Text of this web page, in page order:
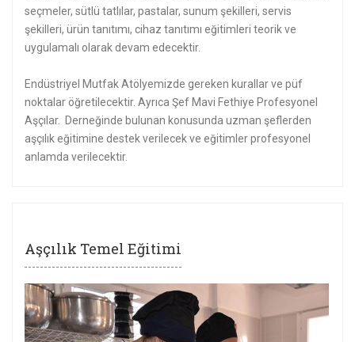
seçmeler, sütlü tatlılar, pastalar, sunum şekilleri, servis
şekilleri, ürün tanıtımı, cihaz tanıtımı eğitimleri teorik ve
uygulamalı olarak devam edecektir.
Endüstriyel Mutfak Atölyemizde gereken kurallar ve püf
noktalar öğretilecektir. Ayrıca Şef Mavi Fethiye Profesyonel
Aşçılar. Derneğinde bulunan konusunda uzman şeflerden
aşçılık eğitimine destek verilecek ve eğitimler profesyonel
anlamda verilecektir.
Aşçılık Temel Eğitimi